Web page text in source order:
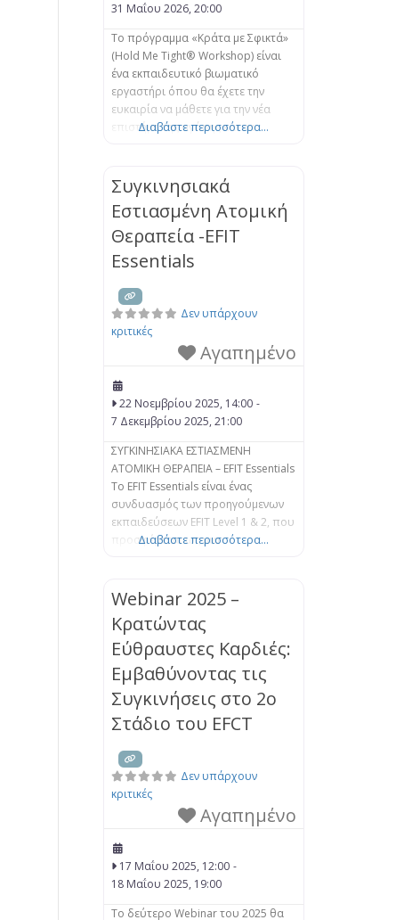
31 Μαΐου 2026, 20:00
Το πρόγραμμα «Κράτα με Σφικτά»
(Hold Me Tight® Workshop) είναι
ένα εκπαιδευτικό βιωματικό
εργαστήρι όπου θα έχετε την
ευκαιρία να μάθετε για την νέα
επιστήμη της αγάπης και να
μια ουσιαστική σύνδεση με τον/ την
σύντροφό σας. Στο EFT, βοηθάμε
τα ζευγάρια να μάθουν πώς να
αντιμετωπίζουν μαζί τα
συναισθήματά τους, να
προσεγγίζουν
Διαβάστε περισσότερα...
Συγκινησιακά
Εστιασμένη Ατομική
Θεραπεία -EFIT
Essentials
Δεν υπάρχουν
κριτικές
Αγαπημένο
22 Νοεμβρίου 2025, 14:00 -
7 Δεκεμβρίου 2025, 21:00
ΣΥΓΚΙΝΗΣΙΑΚΑ ΕΣΤΙΑΣΜΕΝΗ
ΑΤΟΜΙΚΗ ΘΕΡΑΠΕΙΑ – EFIT Essentials
Το EFIT Essentials είναι ένας
συνδυασμός των προηγούμενων
εκπαιδεύσεων EFIT Level 1 & 2, που
προσφέρεται ως μια
έτσι δομημένη ούτως ώστε να
μια βαθύτερη κατανόηση του
μοντέλου EFIT, όπως αυτό
πλαισιώνεται από την επιστήμη
του Δεσμού. Μέσα από μια μίξη
θεωρητικής
Διαβάστε περισσότερα...
Webinar 2025 –
Κρατώντας
Εύθραυστες Καρδιές:
Εμβαθύνοντας τις
Συγκινήσεις στο 2ο
Στάδιο του EFCT
Δεν υπάρχουν
κριτικές
Αγαπημένο
17 Μαΐου 2025, 12:00 -
18 Μαΐου 2025, 19:00
Το δεύτερο Webinar του 2025 θα